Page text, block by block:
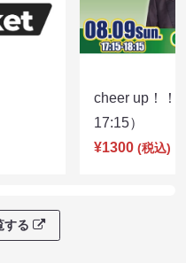
cheer up！
17:15）
¥1300 (税込)
する